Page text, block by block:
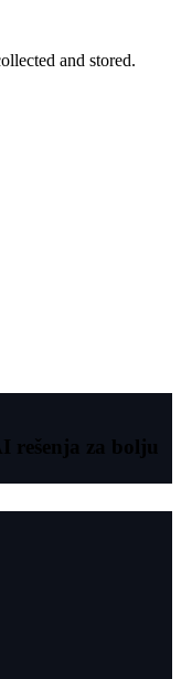
and stored.
rešenja za bolju